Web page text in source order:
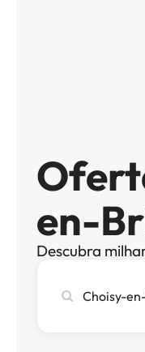
en-
Descubra
cidade,